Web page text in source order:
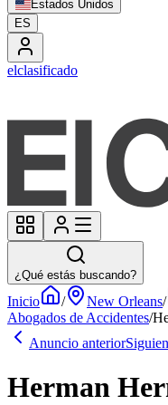
Estados Unidos
ES
elclasificado
¿Qué estás buscando?
Inicio / New Orleans/
Abogados de Accidentes/
Anuncio anterior
Herman